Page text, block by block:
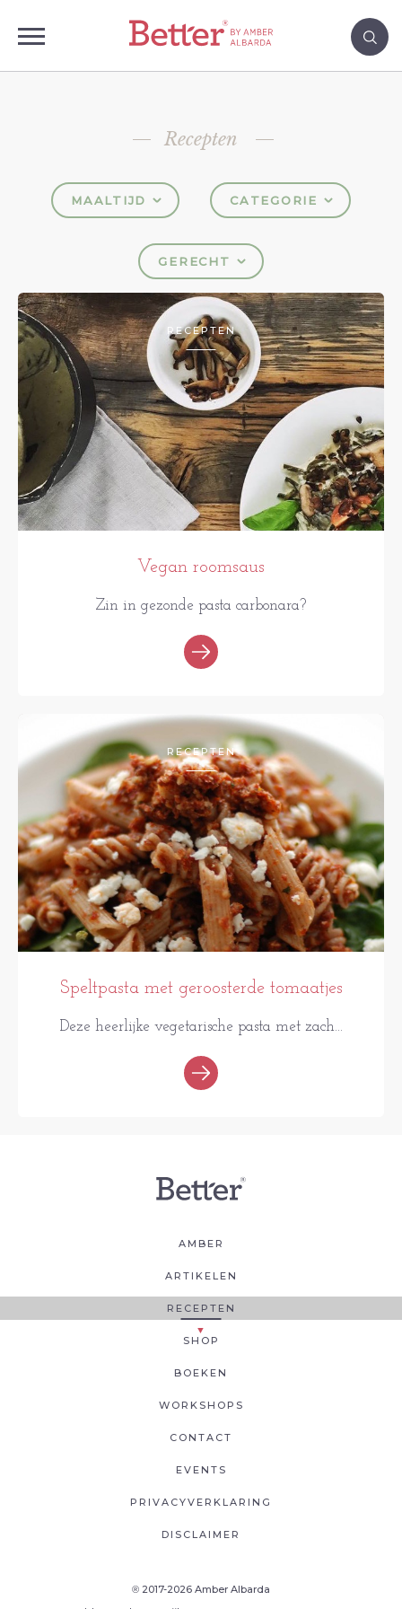
Recepten
MAALTIJD CATEGORIE
GERECHT
RECEPTEN
Vegan roomsaus
Zin in gezonde pasta carbonara?
RECEPTEN
Speltpasta met geroosterde tomaatjes
Deze heerlijke vegetarische pasta met zach...
AMBER
ARTIKELEN
RECEPTEN
SHOP
BOEKEN
WORKSHOPS
CONTACT
EVENTS
PRIVACYVERKLARING
DISCLAIMER
® 2017-2026 Amber Albarda